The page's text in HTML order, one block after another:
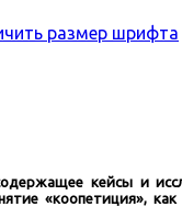
кейсы и
«коопетиция»,